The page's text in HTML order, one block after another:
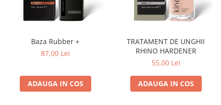
Baza Rubber +
87,00 Lei
ADAUGA IN COS
TRATAMENT DE UNGHII
RHINO HARDENER
55,00 Lei
ADAUGA IN COS